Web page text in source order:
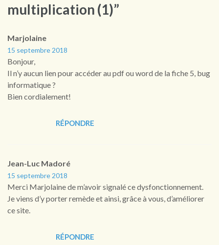
multiplication (1)”
Marjolaine
15 septembre 2018
Bonjour,
Il n’y aucun lien pour accéder au pdf ou word de la fiche 5, bug
informatique ?
Bien cordialement!
RÉPONDRE
Jean-Luc Madoré
15 septembre 2018
Merci Marjolaine de m’avoir signalé ce dysfonctionnement.
Je viens d’y porter remède et ainsi, grâce à vous, d’améliorer
ce site.
RÉPONDRE